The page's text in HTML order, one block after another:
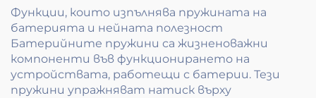
Функции, които изпълнява пружината на
батерията и нейната полезност
Батерийните пружини са жизненоважни
компоненти във функционирането на
устройствата, работещи с батерии. Тези
пружини упражняват натиск върху